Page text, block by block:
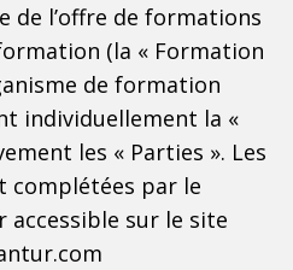
de l’offre de formations
(la « Formation
de formation
individuellement la «
les « Parties ». Les
complétées par le
sur le site